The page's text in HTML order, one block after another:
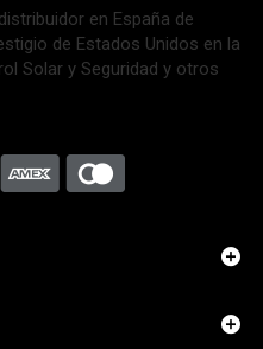
en España de
de Estados Unidos en la
Solar y Seguridad y otros